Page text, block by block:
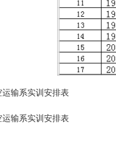
运输系实训安排表
运输系实训安排表